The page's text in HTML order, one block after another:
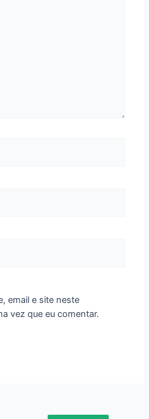
email e site neste
vez que eu comentar.